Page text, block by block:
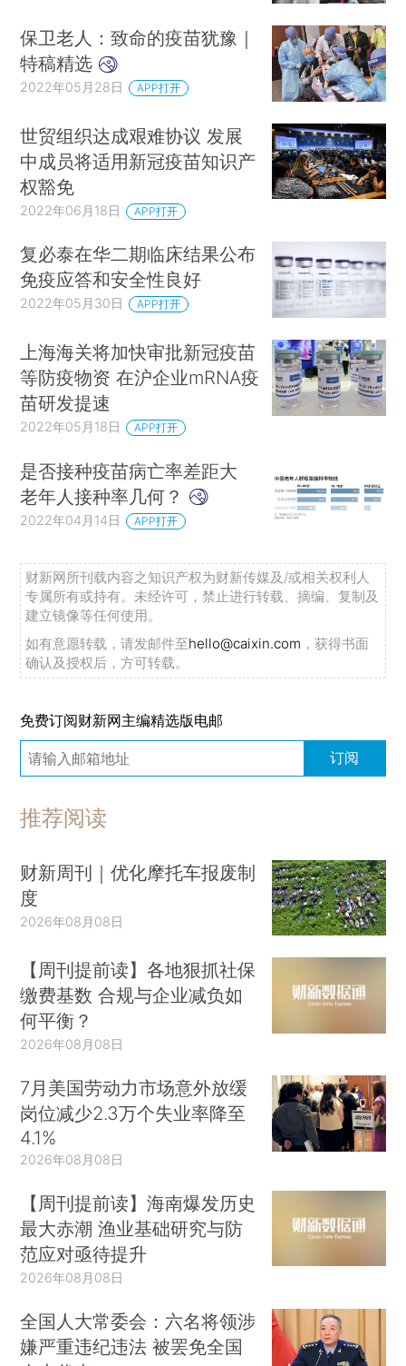
保卫老人：致命的疫苗犹豫｜
特稿精选
2022年05月28日 APP打开
世贸组织达成艰难协议 发展
中成员将适用新冠疫苗知识产
权豁免
2022年06月18日 APP打开
复必泰在华二期临床结果公布
免疫应答和安全性良好
2022年05月30日 APP打开
上海海关将加快审批新冠疫苗
等防疫物资 在沪企业mRNA疫
苗研发提速
2022年05月18日 APP打开
是否接种疫苗病亡率差距大
老年人接种率几何？
2022年04月14日 APP打开
财新网所刊载内容之知识产权为财新传媒及/或相关权利人
专属所有或持有。未经许可，禁止进行转载、摘编、复制及
建立镜像等任何使用。
如有意愿转载，请发邮件至hello@caixin.com ，获得书面
确认及授权后，方可转载。
免费订阅财新网主编精选版电邮
订阅
推荐阅读
财新周刊｜优化摩托车报废制
度
2026年08月08日
【周刊提前读】各地狠抓社保
缴费基数 合规与企业减负如
何平衡？
2026年08月08日
7月美国劳动力市场意外放缓
岗位减少2.3万个失业率降至
4.1%
2026年08月08日
【周刊提前读】海南爆发历史
最大赤潮 渔业基础研究与防
范应对亟待提升
2026年08月08日
全国人大常委会：六名将领涉
嫌严重违纪违法 被罢免全国